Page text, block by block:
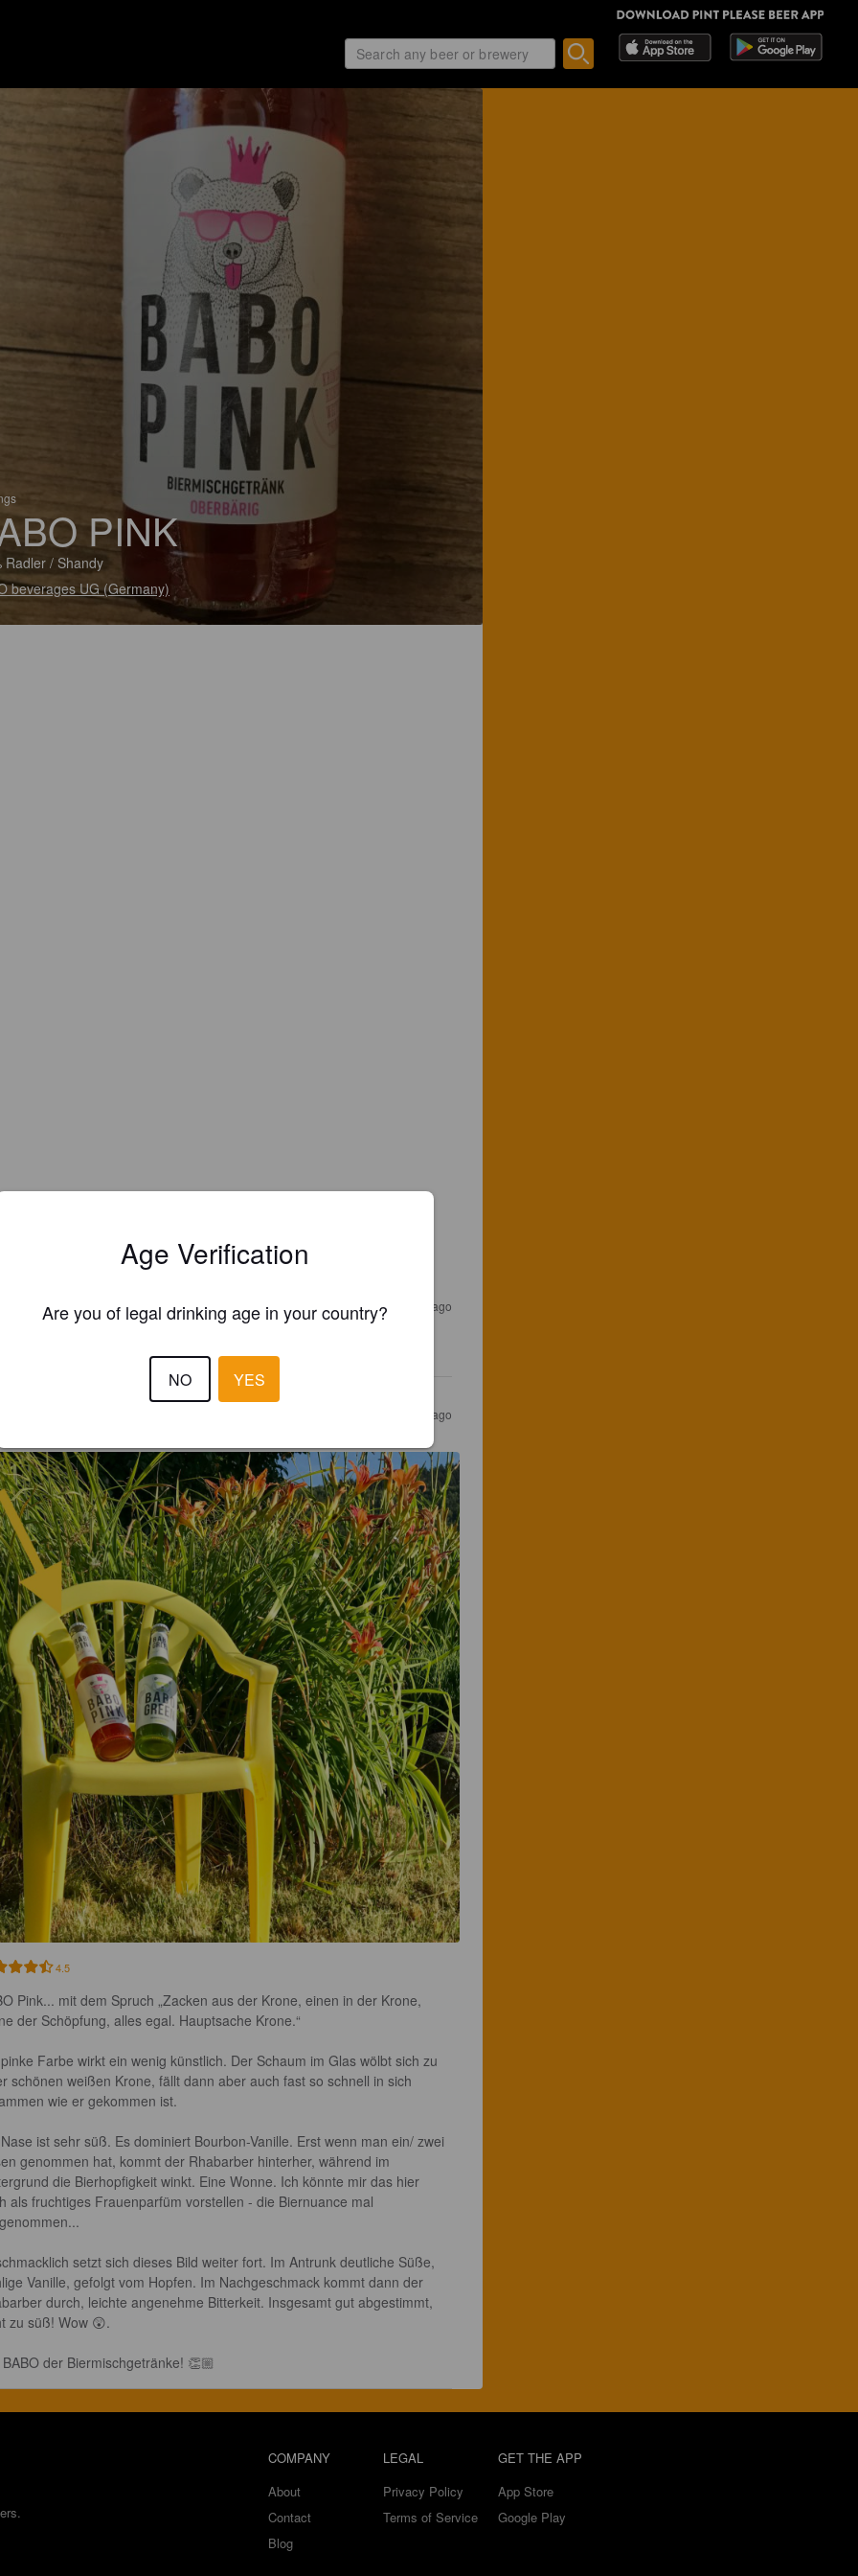
PINK
Radler / Shandy
beverages UG (Germany)
VOMS 6 years ago
8 years ago
4.5
Pink... mit dem Spruch „Zacken aus der Krone, einen in der Krone,
der Schöpfung, alles egal. Hauptsache Krone.“
Farbe wirkt ein wenig künstlich. Der Schaum im Glas wölbt sich zu
schönen weißen Krone, fällt dann aber auch fast so schnell in sich
wie er gekommen ist.
ist sehr süß. Es dominiert Bourbon-Vanille. Erst wenn man ein/ zwei
genommen hat, kommt der Rhabarber hinterher, während im
die Bierhopfigkeit winkt. Eine Wonne. Ich könnte mir das hier
als fruchtiges Frauenparfüm vorstellen - die Biernuance mal
setzt sich dieses Bild weiter fort. Im Antrunk deutliche Süße,
Vanille, gefolgt vom Hopfen. Im Nachgeschmack kommt dann der
durch, leichte angenehme Bitterkeit. Insgesamt gut abgestimmt,
zu süß! Wow 😲.
der Biermischgetränke! 👏🏼
COMPANY
About
Contact
Blog
LEGAL
Privacy Policy
Terms of Service
GET THE APP
App Store
Google Play
Age Verification
Are you of legal drinking age in your country?
NO YES